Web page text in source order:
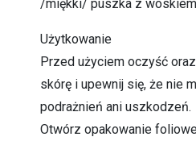
/miękki/ puszka z
Użytkowanie
Przed użyciem oczyść
skórę i upewnij się, że nie
podrażnień ani uszkodzeń.
Otwórz opakowanie